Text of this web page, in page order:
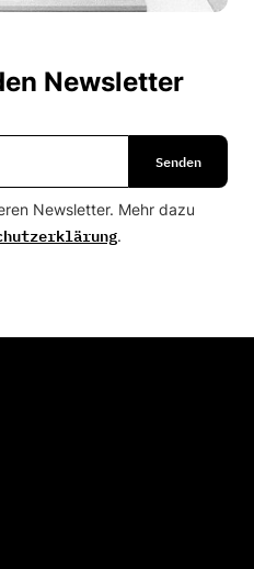
Newsletter
Newsletter. Mehr dazu
.